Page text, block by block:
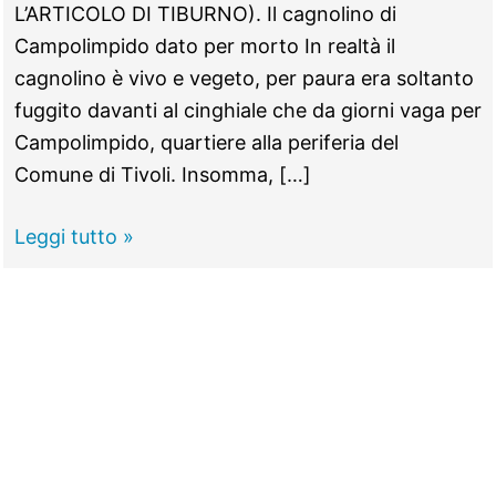
L’ARTICOLO DI TIBURNO). Il cagnolino di
Campolimpido dato per morto In realtà il
cagnolino è vivo e vegeto, per paura era soltanto
fuggito davanti al cinghiale che da giorni vaga per
Campolimpido, quartiere alla periferia del
Comune di Tivoli. Insomma, […]
TIVOLI
Leggi tutto »